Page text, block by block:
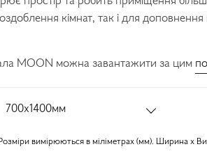
кімнат, так і для
MOON можна завантажити за цим
700х1400мм
вимірюються в міліметрах (мм). Ширина x